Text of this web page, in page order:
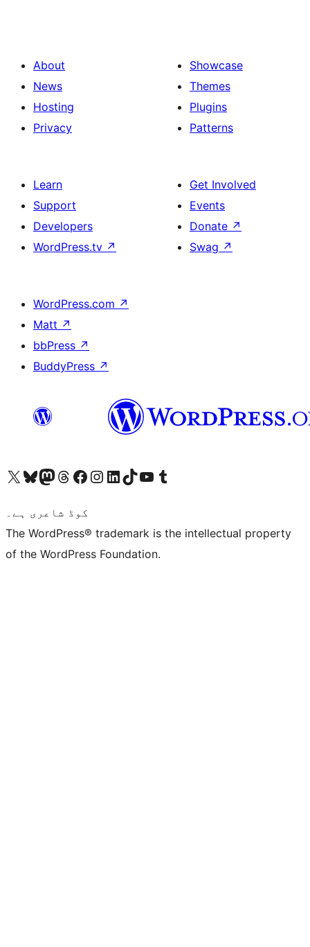
About
News
Hosting
Privacy
Showcase
Themes
Plugins
Patterns
Learn
Support
Developers
WordPress.tv ↗
Get Involved
Events
Donate ↗
Swag ↗
WordPress.com ↗
Matt ↗
bbPress ↗
BuddyPress ↗
Visit our X (formerly Twitter) account
ہمارے بلیواسکائی اکاؤنٹ پر جائیں
Visit our Mastodon account
ہمارے ٹھریڈز اکاؤنٹ پر جائیں
Visit our Facebook page
Visit our Instagram account
Visit our LinkedIn account
ہمارے ٹک ٹاک اکاؤنٹ پر جائیں
Visit our YouTube channel
ہمارے ٹمبلر اکاؤنٹ پر جائیں
کوڈ شاعری ہے۔
The WordPress® trademark is the intellectual property
of the WordPress Foundation.